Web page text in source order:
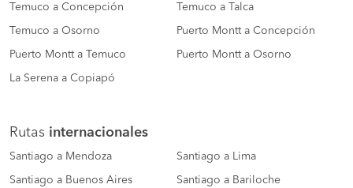
Temuco a Concepción Temuco a Talca
Temuco a Osorno Puerto Montt a Concepción
Puerto Montt a Temuco Puerto Montt a Osorno
La Serena a Copiapó
Rutas internacionales
Santiago a Mendoza Santiago a Lima
Santiago a Buenos Aires Santiago a Bariloche